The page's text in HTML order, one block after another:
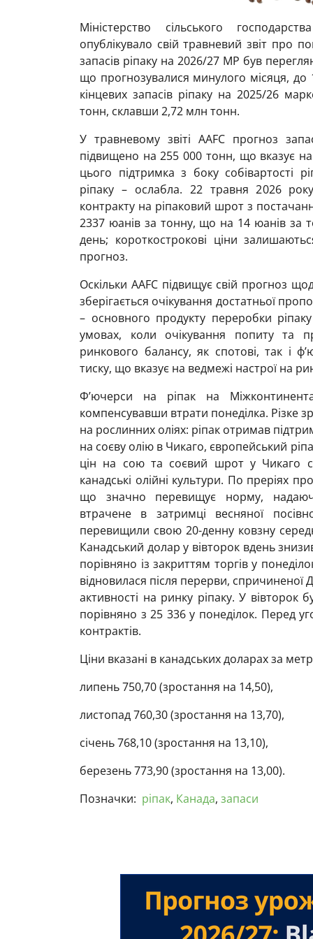
Міністерство сільського
опублікувало свій травневий звіт про
запасів ріпаку на 2026/27 МР був
що прогнозувалися минулого місяця,
кінцевих запасів ріпаку на 2025/26
тонн, склавши 2,72 млн тонн.
У травневому звіті AAFC прогноз
підвищено на 255 000 тонн, що вказує
цього підтримка з боку собівартості
ріпаку – ослабла. 22 травня 2026
контракту на ріпаковий шрот з
2337 юанів за тонну, що на 14 юанів за
день; короткострокові ціни
прогноз.
Оскільки AAFC підвищує свій прогноз
зберігається очікування достатньої
– основного продукту переробки
умовах, коли очікування попиту та
ринкового балансу, як спотові, так і
тиску, що вказує на ведмежі настрої на
Ф’ючерси на ріпак на
компенсувавши втрати понеділка. Різке
на рослинних оліях: ріпак отримав
на соєву олію в Чикаго, європейський
цін на сою та соєвий шрот у Чикаго
канадські олійні культури. По преріях
що значно перевищує норму,
втрачене в затримці весняної
перевищили свою 20-денну ковзну
Канадський долар у вівторок вдень
порівняно із закриттям торгів у
відновилася після перерви,
активності на ринку ріпаку. У вівторок
порівняно з 25 336 у понеділок. Перед
контрактів.
Ціни вказані в канадських доларах за
липень 750,70 (зростання на 14,50),
листопад 760,30 (зростання на 13,70),
січень 768,10 (зростання на 13,10),
березень 773,90 (зростання на 13,00).
Позначки: ріпак, Канада, запаси